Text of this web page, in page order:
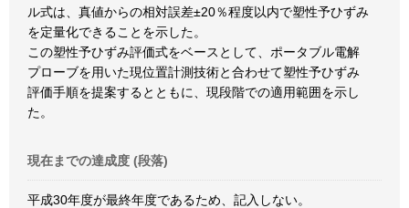
ル式は、真値からの相対誤差±20％程度以内で塑性予ひずみ
を定量化できることを示した。
この塑性予ひずみ評価式をベースとして、ポータブル電解
プローブを用いた現位置計測技術と合わせて塑性予ひずみ
評価手順を提案するとともに、現段階での適用範囲を示し
た。
現在までの達成度 (段落)
平成30年度が最終年度であるため、記入しない。